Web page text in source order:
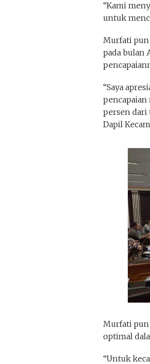
“Kami
untuk
Murfati pun
pada bulan
“Saya
pencapaian
persen dari
Dapil
Murfati pun
optimal
“Untuk